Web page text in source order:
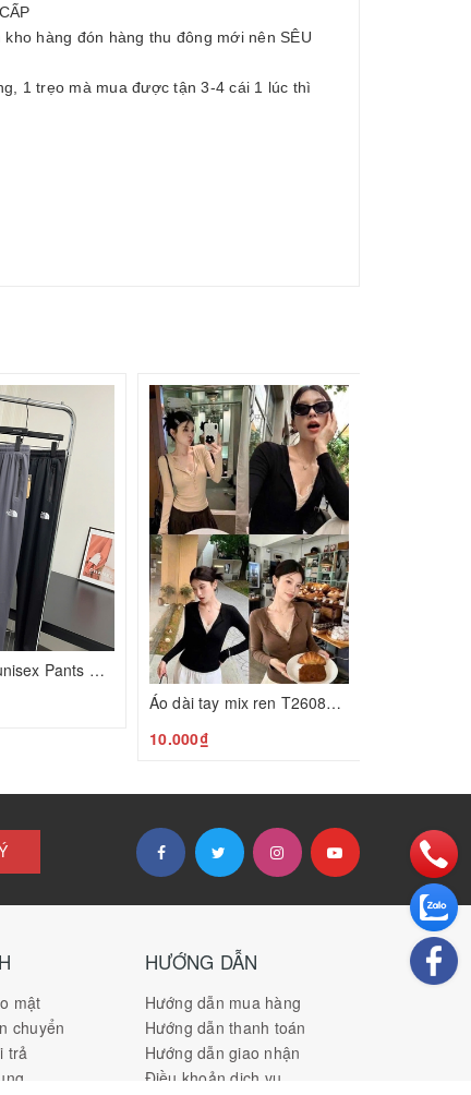
hàng đón hàng thu đông mới nên SÊU
1 trẹo mà mua được tận 3-4 cái 1 lúc thì
Quần TNF unisex Pants H26080541
Áo dài tay mix ren T26080506
10.000₫
mật
chuyển
trả
HƯỚNG DẪN
Hướng dẫn mua hàng
Hướng dẫn thanh toán
Hướng dẫn giao nhận
Điều khoản dịch vụ